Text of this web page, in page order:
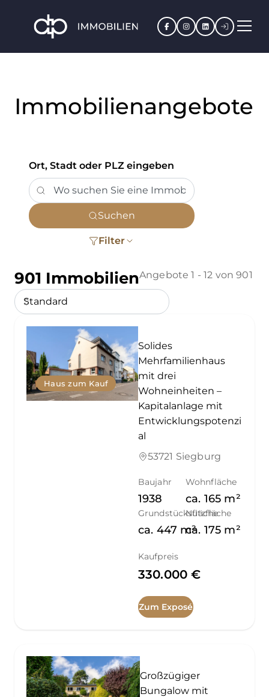
Facebook
Instagram
LinkedIn
Immobilienangebote
Ort, Stadt oder PLZ eingeben
Suchen
Filter
901 ImmobilienAngebote 1 - 12 von 901
Haus zum Kauf
Solides
Mehrfamilienhaus
mit drei
Wohneinheiten –
Kapitalanlage mit
Entwicklungspotenzi
al
53721 Siegburg
Baujahr
1938
Wohnfläche
ca. 165 m²
Grundstücksfläche
ca. 447 m²
Nutzfläche
ca. 175 m²
Kaufpreis
330.000 €
Zum Exposé
Großzügiger
Bungalow mit